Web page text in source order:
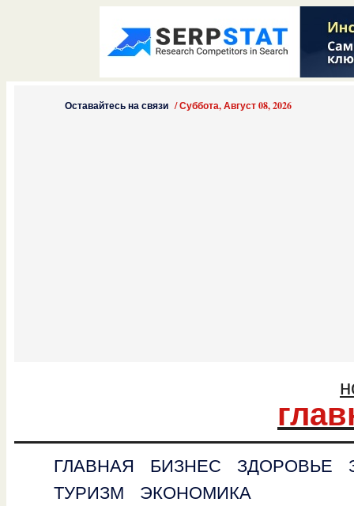
Оставайтесь на связи /Суббота, Август 08, 2026
ГЛАВНАЯ БИЗНЕС ЗДОРОВЬЕ
ТУРИЗМ
ЭКОНОМИКА